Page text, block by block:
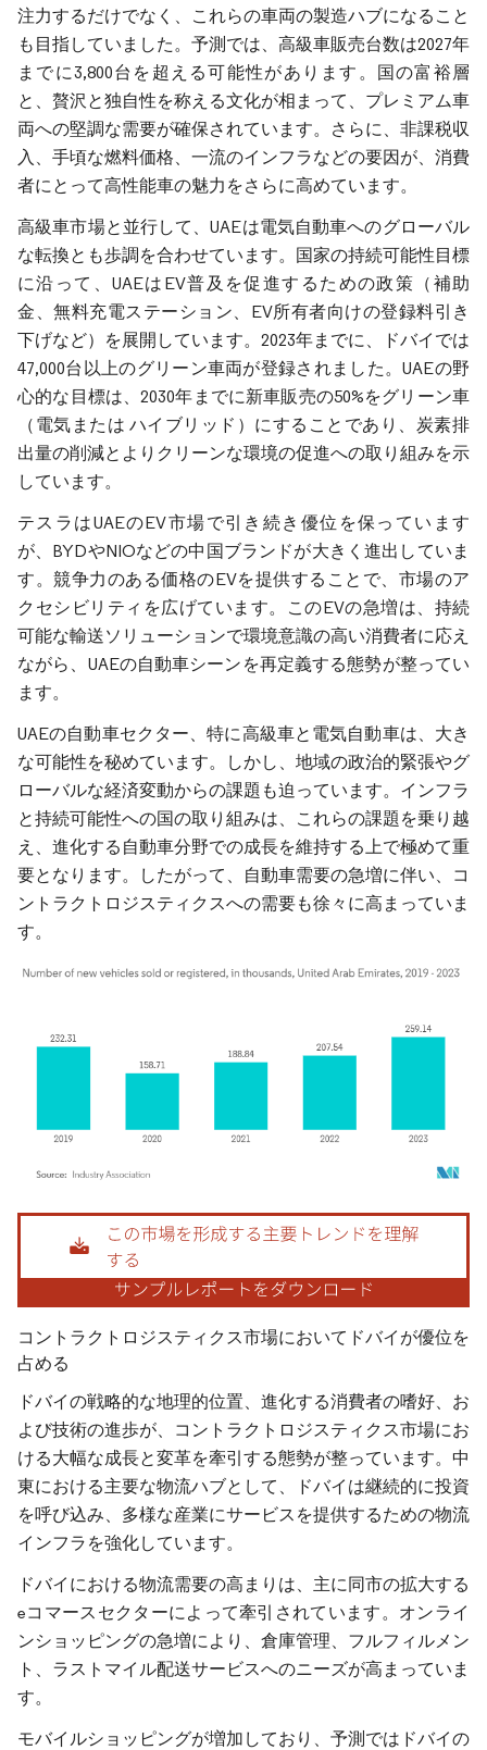
注力するだけでなく、これらの車両の製造ハブになること
も目指していました。予測では、高級車販売台数は2027年
までに3,800台を超える可能性があります。国の富裕層
と、贅沢と独自性を称える文化が相まって、プレミアム車
両への堅調な需要が確保されています。さらに、非課税収
入、手頃な燃料価格、一流のインフラなどの要因が、消費
者にとって高性能車の魅力をさらに高めています。
高級車市場と並行して、UAEは電気自動車へのグローバル
な転換とも歩調を合わせています。国家の持続可能性目標
に沿って、UAEはEV普及を促進するための政策（補助
金、無料充電ステーション、EV所有者向けの登録料引き
下げなど）を展開しています。2023年までに、ドバイでは
47,000台以上のグリーン車両が登録されました。UAEの野
心的な目標は、2030年までに新車販売の50%をグリーン車
（電気または ハイブリッド）にすることであり、炭素排
出量の削減とよりクリーンな環境の促進への取り組みを示
しています。
テスラはUAEのEV市場で引き続き優位を保っています
が、BYDやNIOなどの中国ブランドが大きく進出していま
す。競争力のある価格のEVを提供することで、市場のア
クセシビリティを広げています。このEVの急増は、持続
可能な輸送ソリューションで環境意識の高い消費者に応え
ながら、UAEの自動車シーンを再定義する態勢が整ってい
ます。
UAEの自動車セクター、特に高級車と電気自動車は、大き
な可能性を秘めています。しかし、地域の政治的緊張やグ
ローバルな経済変動からの課題も迫っています。インフラ
と持続可能性への国の取り組みは、これらの課題を乗り越
え、進化する自動車分野での成長を維持する上で極めて重
要となります。したがって、自動車需要の急増に伴い、コ
ントラクトロジスティクスへの需要も徐々に高まっていま
す。
画像 © Mordor Intelligence。再利用にはCC BY 4.0の表示が必要です。
コントラクトロジスティクス市場においてドバイが優位を
占める
ドバイの戦略的な地理的位置、進化する消費者の嗜好、お
よび技術の進歩が、コントラクトロジスティクス市場にお
ける大幅な成長と変革を牽引する態勢が整っています。中
東における主要な物流ハブとして、ドバイは継続的に投資
を呼び込み、多様な産業にサービスを提供するための物流
インフラを強化しています。
ドバイにおける物流需要の高まりは、主に同市の拡大する
eコマースセクターによって牽引されています。オンライ
ンショッピングの急増により、倉庫管理、フルフィルメン
ト、ラストマイル配送サービスへのニーズが高まっていま
す。
モバイルショッピングが増加しており、予測ではドバイの